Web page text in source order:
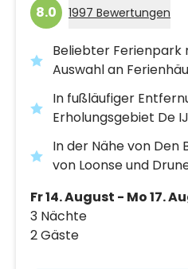
8.0 1997 Bewertungen
Beliebter Ferienpark
Auswahl an
In fußläufiger
Erholungsgebiet De
In der Nähe von Den
von Loonse und
Fr 14. August - Mo 17.
3 Nächte
2 Gäste